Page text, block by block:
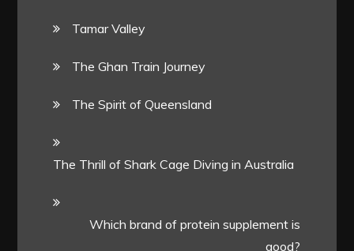
Tamar Valley
The Ghan Train Journey
The Spirit of Queensland
The Thrill of Shark Cage Diving in Australia
Which brand of protein supplement is
good?